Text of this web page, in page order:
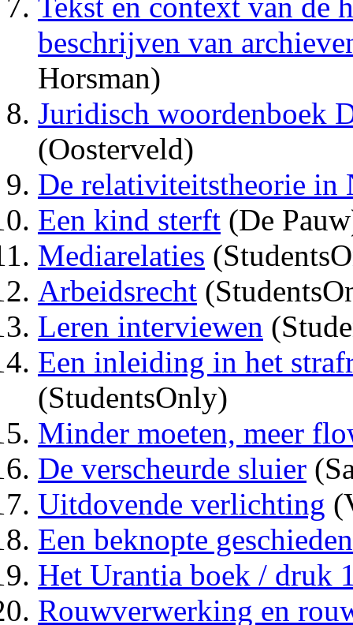
beschrijven van
Horsman)
Juridisch woordenboek
(Oosterveld)
De relativiteitstheorie in
Een kind sterft (De
Mediarelaties
Arbeidsrecht
Leren interviewen
Een inleiding in het
(StudentsOnly)
Minder moeten, meer
De verscheurde sluier
Uitdovende verlichting
Een beknopte
Het Urantia boek / druk
Rouwverwerking en